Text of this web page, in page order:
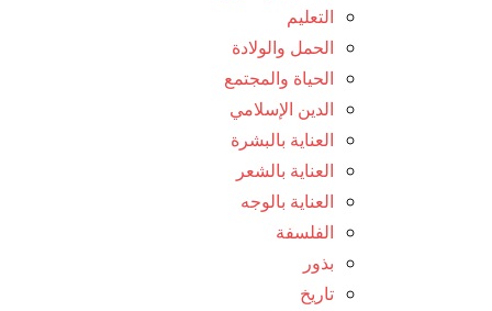
التعليم
الحمل والولادة
الحياة والمجتمع
الدين الإسلامي
العناية بالبشرة
العناية بالشعر
العناية بالوجه
الفلسفة
بذور
تاريخ